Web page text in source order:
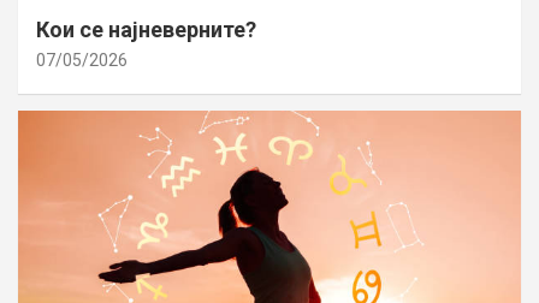
Кои се најневерните?
07/05/2026